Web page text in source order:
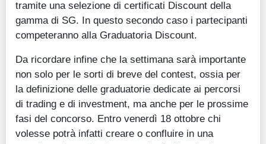
tramite una selezione di certificati Discount della
gamma di SG. In questo secondo caso i partecipanti
competeranno alla Graduatoria Discount.
Da ricordare infine che la settimana sarà importante
non solo per le sorti di breve del contest, ossia per
la definizione delle graduatorie dedicate ai percorsi
di trading e di investment, ma anche per le prossime
fasi del concorso. Entro venerdì 18 ottobre chi
volesse potrà infatti creare o confluire in una